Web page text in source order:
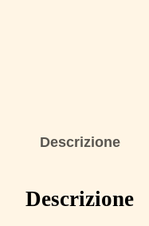
Descrizione
Descrizione